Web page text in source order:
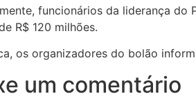
funcionários da liderança do
R$ 120 milhões.
os organizadores do bolão
um comentário